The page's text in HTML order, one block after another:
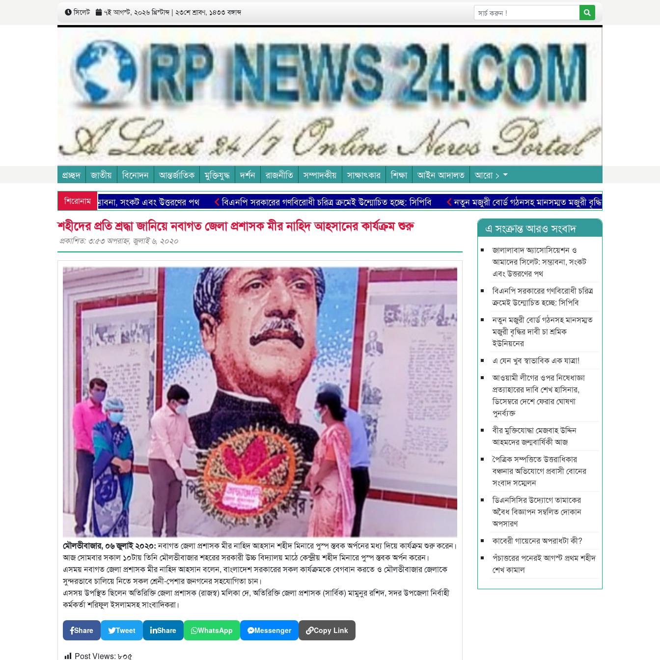
সিলেট ৭ই আগস্ট, ২০২৬ খ্রিস্টাব্দ | ২৩শে শ্রাবণ, ১৪৩৩ বঙ্গাব্দ
প্রচ্ছদ জাতীয় বিনোদন আন্তর্জাতিক মুক্তিযুদ্ধ দর্শন রাজনীতি সম্পাদকীয় সাক্ষাৎকার শিক্ষা আইন আদালত আরো >
শিরোনাম
ও আমাদের সিলেট: সম্ভাবনা, সংকট এবং উত্তরণের পথ বিএনপি সরকারের গণবিরোধী চরিত্র ক্রমেই উন্মোচিত হচ্ছে: সিপিবি নতুন মজুরী বোর্ড গঠনসহ মানসম্মত মজুরী বৃদ্ধির দাবী চা শ্রমিক
শহীদের প্রতি শ্রদ্ধা জানিয়ে নবাগত জেলা প্রশাসক মীর নাহিদ আহসানের কার্যক্রম শুরু
প্রকাশিত: ৩:৫৩ অপরাহ্ণ, জুলাই ৬, ২০২০
মৌলভীবাজার, ০৬ জুলাই ২০২০:নবাগত জেলা প্রশাসক মীর নাহিদ আহসান শহীদ মিনারে পুস্প স্তবক অর্পনের মধ্য দিয়ে কার্যক্রম শুরু করেন।
আজ সোমবার সকাল১০টায় তিনি মৌলভীবাজার শহরের সরকারী উচ্চ বিদ্যালয় মাঠে কেন্দ্রীয় শহীদ মিনারে পুস্প স্তবক অর্পন করেন।
এসময় নবাগত জেলা প্রশাসক মীর নাহিদ আহসান বলেন, বাংলাদেশ সরকারের সকল কার্যক্রমকে বেগবান করতে ও মৌলভীবাজার জেলাকে
সুন্দরভাবে চালিয়ে নিতে সকল শ্রেনী-পেশার জনগনের সহযোগিতা চান।
এসসয় উপস্থিত ছিলেন অতিরিক্তি জেলা প্রশাসক (রাজস্ব) মলিকা দে, অতিরিক্তি জেলা প্রশাসক (সার্বিক) মামুনুর রশিদ, সদর উপজেলা নির্বাহী
কর্মকর্তা শরিফুল ইসলামসহ সাংবাদিকরা।
Share Tweet Share WhatsApp Messenger Copy Link
Post Views: ৮০৫
এ সংক্রান্ত আরও সংবাদ
জালালাবাদ অ্যাসোসিয়েশন ও
আমাদের সিলেট: সম্ভাবনা, সংকট
এবং উত্তরণের পথ
বিএনপি সরকারের গণবিরোধী চরিত্র
ক্রমেই উন্মোচিত হচ্ছে: সিপিবি
নতুন মজুরী বোর্ড গঠনসহ মানসম্মত
মজুরী বৃদ্ধির দাবী চা শ্রমিক
ইউনিয়নের
এ যেন খুব স্বাভাবিক এক যাত্রা!
আওয়ামী লীগের ওপর নিষেধাজ্ঞা
প্রত্যাহারের দাবি শেখ হাসিনার,
ডিসেম্বরে দেশে ফেরার ঘোষণা
পুনর্ব্যক্ত
বীর মুক্তিযোদ্ধা মেজবাহ উদ্দিন
আহমদের জন্মবার্ষিকী আজ
পৈত্রিক সম্পত্তিতে উত্তরাধিকার
বঞ্চনার অভিযোগে প্রবাসী বোনের
সংবাদ সম্মেলন
ডিএনসিসির উদ্যোগে তামাকের
অবৈধ বিজ্ঞাপন সম্বলিত দোকান
অপসারণ
কাবেরী গায়েনের অপরাধটা কী?
পঁচাত্তরের পনেরই আগস্ট প্রথম শহীদ
শেখ কামাল